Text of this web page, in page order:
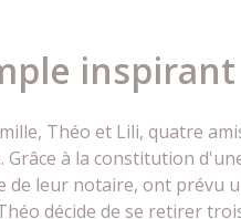
inspirant
Théo et Lili, quatre
Grâce à la constitution
de leur notaire, ont prévu
décide de se retirer